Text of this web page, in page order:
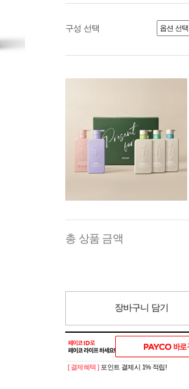
구성 선택
총 상품 금액
장바구니 담기
[ 결제혜택 ] 포인트 결제시 1% 적립!